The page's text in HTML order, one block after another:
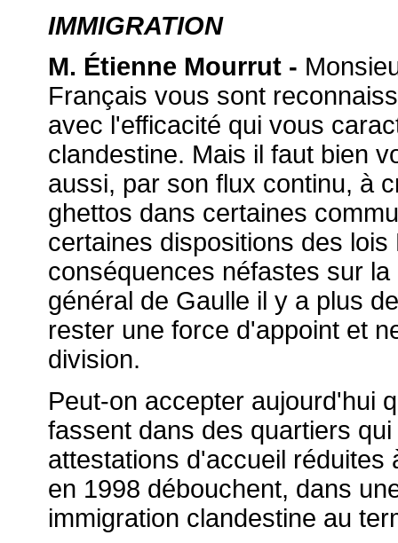
IMMIGRATION
M. Étienne Mourrut -
Français vous sont
avec l'efficacité qui vous
clandestine. Mais il faut bien
aussi, par son flux continu, à
ghettos dans certaines
certaines dispositions des
conséquences néfastes sur
général de Gaulle il y a plus
rester une force d'appoint et
division.
Peut-on accepter aujourd'hui
fassent dans des quartiers
attestations d'accueil réduites
en 1998 débouchent, dans
immigration clandestine au